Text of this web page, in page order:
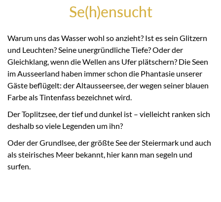
Se(h)ensucht
Warum uns das Wasser wohl so anzieht? Ist es sein Glitzern
und Leuchten? Seine unergründliche Tiefe? Oder der
Gleichklang, wenn die Wellen ans Ufer plätschern? Die Seen
im Ausseerland haben immer schon die Phantasie unserer
Gäste beflügelt: der Altausseersee, der wegen seiner blauen
Farbe als Tintenfass bezeichnet wird.
Der Toplitzsee, der tief und dunkel ist – vielleicht ranken sich
deshalb so viele Legenden um ihn?
Oder der Grundlsee, der größte See der Steiermark und auch
als steirisches Meer bekannt, hier kann man segeln und
surfen.